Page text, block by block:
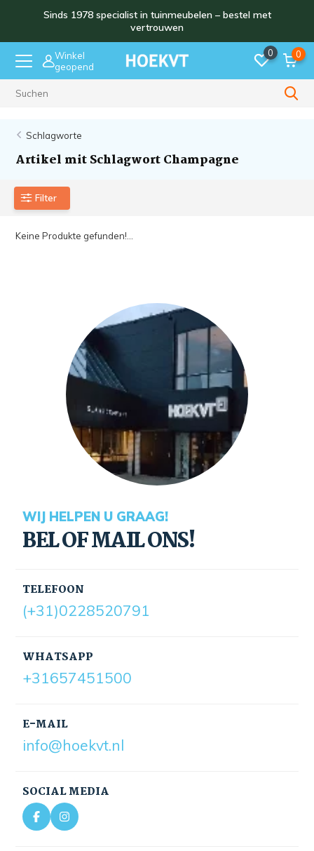
Sinds 1978 specialist in tuinmeubelen – bestel met
vertrouwen
Winkel
geopend
0 0
Schlagworte
Artikel mit Schlagwort Champagne
Filter
Keine Produkte gefunden!...
WIJ HELPEN U GRAAG!
BEL OF MAIL ONS!
TELEFOON
(+31)0228520791
E-MAIL
info@hoekvt.nl
WHATSAPP
+31657451500
SOCIAL MEDIA